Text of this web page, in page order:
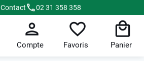
Contact 02 31 358 358
Compte Favoris Panier